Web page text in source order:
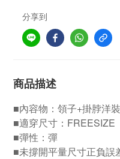
分享到
商品描述
■內容物：領子+掛脖洋
■適穿尺寸：FREESIZE
■彈性：彈
■未撐開平量尺寸正負誤